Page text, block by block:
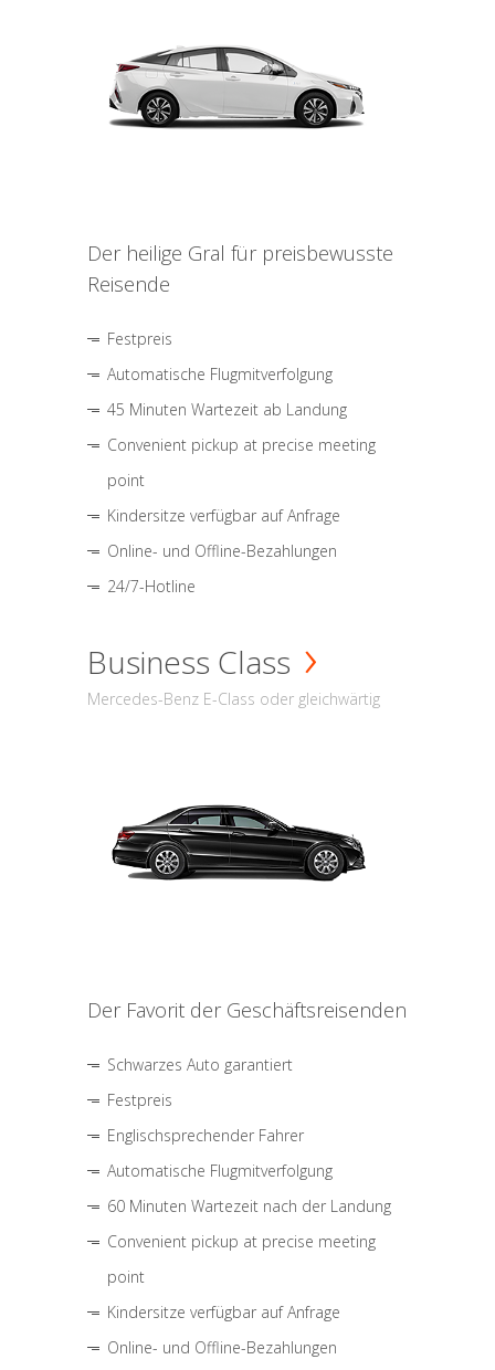
Der heilige Gral für preisbewusste
Reisende
Festpreis
Automatische Flugmitverfolgung
45 Minuten Wartezeit ab Landung
Convenient pickup at precise meeting
point
Kindersitze verfügbar auf Anfrage
Online- und Offline-Bezahlungen
24/7-Hotline
Business Class
Mercedes-Benz E-Class oder gleichwärtig
Der Favorit der Geschäftsreisenden
Schwarzes Auto garantiert
Festpreis
Englischsprechender Fahrer
Automatische Flugmitverfolgung
60 Minuten Wartezeit nach der Landung
Convenient pickup at precise meeting
point
Kindersitze verfügbar auf Anfrage
Online- und Offline-Bezahlungen